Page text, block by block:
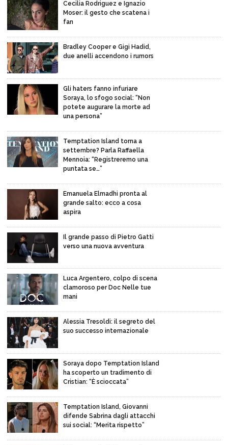
Cecilia Rodriguez e Ignazio
Moser: il gesto che scatena i
fan
Bradley Cooper e Gigi Hadid,
due anelli accendono i rumors
Gli haters fanno infuriare
Soraya, lo sfogo social: “Non
potete augurare la morte ad
una persona”
Temptation Island torna a
settembre? Parla Raffaella
Mennoia: “Registreremo una
puntata se…”
Emanuela Elmadhi pronta al
grande salto: ecco a cosa
aspira
Il grande passo di Pietro Gatti
verso una nuova avventura
Luca Argentero, colpo di scena
clamoroso per Doc Nelle tue
mani
Alessia Tresoldi: il segreto del
suo successo internazionale
Soraya dopo Temptation Island
ha scoperto un tradimento di
Cristian: “È scioccata”
Temptation Island, Giovanni
difende Sabrina dagli attacchi
sui social: “Merita rispetto”